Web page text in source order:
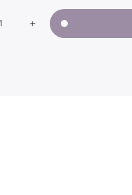
Zvýšit
množství
+